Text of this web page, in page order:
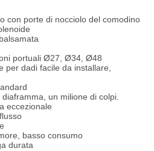
con porte di nocciolo del comodino
portuali Ø27, Ø34, Ø48
per dadi facile da installare,
un milione di colpi.
eccezionale
basso consumo
durata